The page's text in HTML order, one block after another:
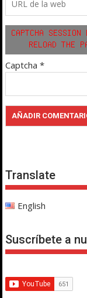
Captcha *
Translate
English
Suscríbete a